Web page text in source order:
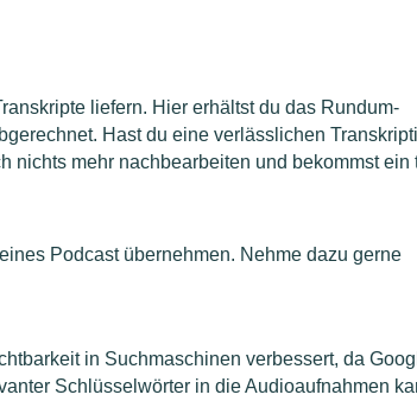
liefern. Hier erhältst du das Rundum-
Hast du eine verlässlichen
nichts mehr nachbearbeiten und bekommst ein
Podcast übernehmen. Nehme dazu gerne
in Suchmaschinen verbessert, da
Schlüsselwörter in die Audioaufnahmen